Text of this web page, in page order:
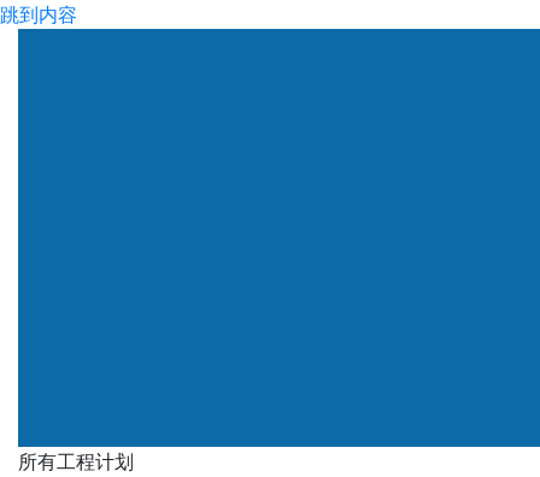
跳到内容
所有工程计划